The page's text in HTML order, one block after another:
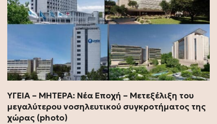
ΥΓΕΙΑ – ΜΗΤΕΡΑ: Νέα Εποχή – Μετεξέλιξη του
μεγαλύτερου νοσηλευτικού συγκροτήματος της
χώρας (photo)